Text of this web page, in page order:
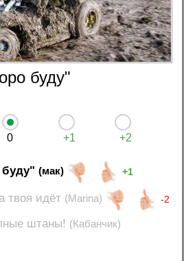
буду"
0 +1 +2
буду"(мак) +1
твоя идёт (Marina) -2
штаны! (Кабанчик)